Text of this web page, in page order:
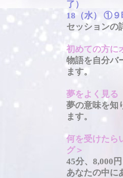
了）
18（水） ①
セッションの
初めての方に
物語を自分バ
ます。
夢をよく見る
夢の意味を知
ます。
何を受けたら
グ＞
45分、8,000円
あなたの中に